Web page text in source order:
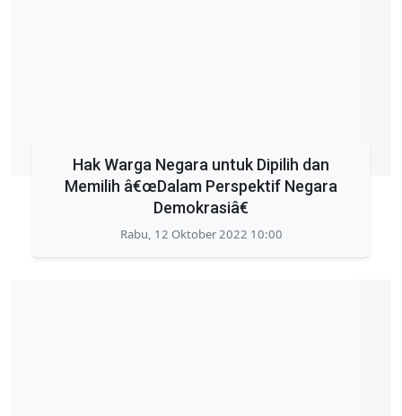
Hak Warga Negara untuk Dipilih dan
Memilih â€œDalam Perspektif Negara
Demokrasiâ€
Rabu, 12 Oktober 2022 10:00